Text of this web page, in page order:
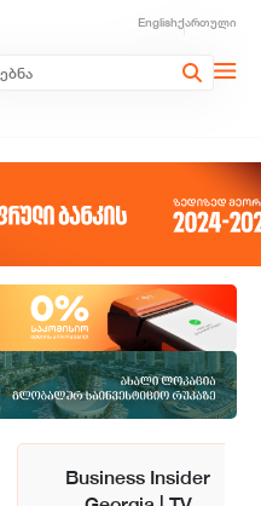
Englishქართული
Business Insider